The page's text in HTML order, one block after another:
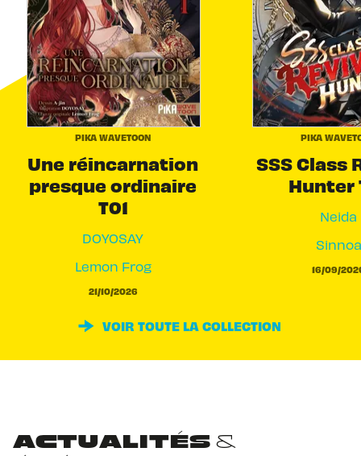
PIKA WAVETOON
Une réincarnation
presque ordinaire
T01
DOYOSAY
Lemon Frog
21/10/2026
PIKA
SSS Class
Hunter
Neida
Sinnoa
16/09/
VOIR TOUTE LA COLLECTION
ACTUALITÉS &